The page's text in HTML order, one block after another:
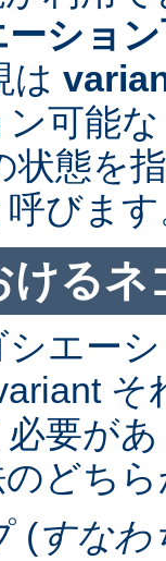
ショ
は
可能
状態を
呼びま
るネ
シエー
要が
どち
(すなわ